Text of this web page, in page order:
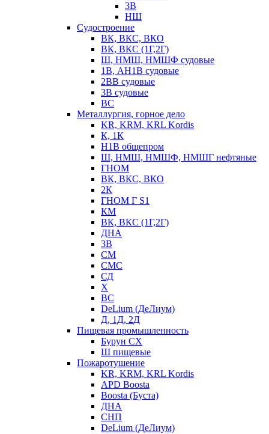
3В
НШ
Судостроение
ВК, ВКС, ВКО
ВК, ВКС (1Г,2Г)
Ш, НМШ, НМШФ судовые
1В, АН1В судовые
2ВВ судовые
3В судовые
ВС
Металлургия, горное дело
KR, KRM, KRL Kordis
К, 1К
Н1В общепром
Ш, НМШ, НМШФ, НМШГ нефтяные
ГНОМ
ВК, ВКС, ВКО
2К
ГНОМ Г S1
КМ
ВК, ВКС (1Г,2Г)
ДНА
3В
СМ
СМС
СД
Х
ВС
DeLium (ДеЛиум)
Д, 1Д, 2Д
Пищевая промышленность
Бурун СХ
Ш пищевые
Пожаротушение
KR, KRM, KRL Kordis
APD Boosta
Boosta (Буста)
ДНА
СНП
DeLium (ДеЛиум)